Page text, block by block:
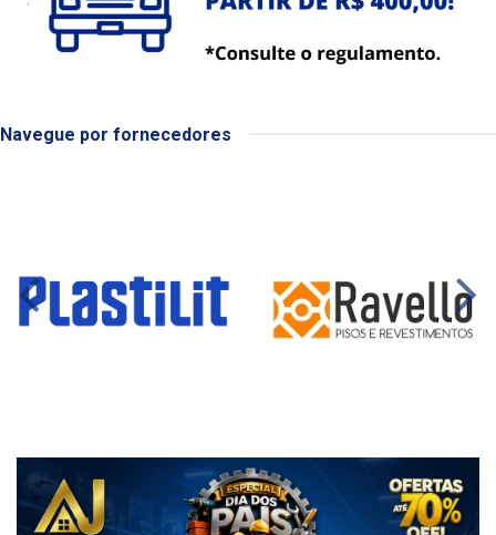
Navegue por fornecedores